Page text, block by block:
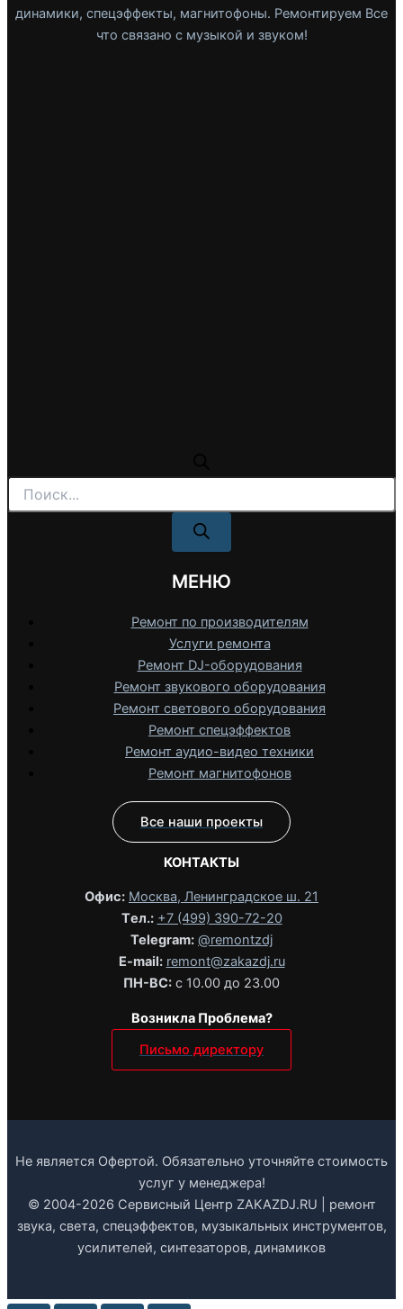
динамики, спецэффекты, магнитофоны. Ремонтируем Все
что связано с музыкой и звуком!
Поиск
товаров
МЕНЮ
Ремонт по производителям
Услуги ремонта
Ремонт DJ-оборудования
Ремонт звукового оборудования
Ремонт светового оборудования
Ремонт спецэффектов
Ремонт аудио-видео техники
Ремонт магнитофонов
Все наши проекты
КОНТАКТЫ
Офис: Москва, Ленинградское ш. 21
Tел.: +7 (499) 390-72-20
Telegram: @remontzdj‬
E-mail: remont@zakazdj.ru
ПН-ВС: с 10.00 до 23.00
Возникла Проблема?
Письмо директору
Не является Офертой. Обязательно уточняйте стоимость
услуг у менеджера!
© 2004-2026 Сервисный Центр ZAKAZDJ.RU | ремонт
звука, света, спецэффектов, музыкальных инструментов,
усилителей, синтезаторов, динамиков